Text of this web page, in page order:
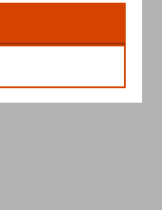
hebben jullie een
samen met je
dat God bij hen is.